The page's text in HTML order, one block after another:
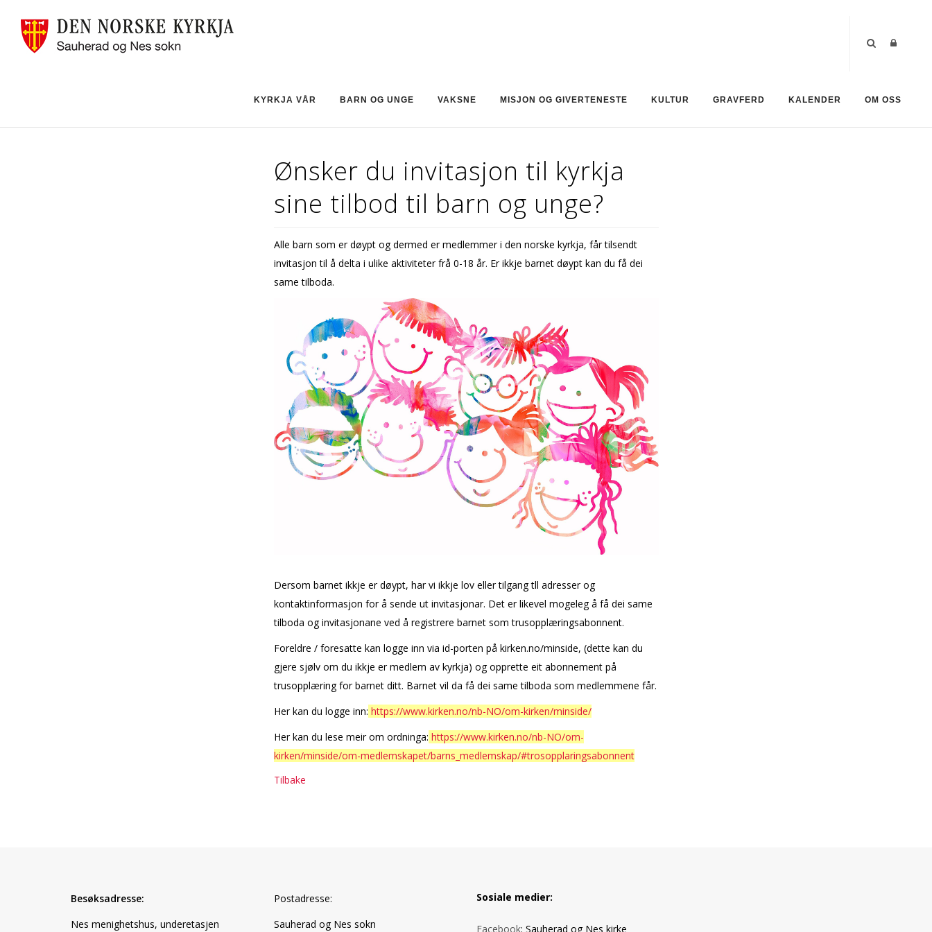
KYRKJA VÅR BARN OG UNGE VAKSNE MISJON OG GIVERTENESTE KULTUR GRAVFERD KALENDER OM OSS
Ønsker du invitasjon til kyrkja
sine tilbod til barn og unge?
Alle barn som er døypt og dermed er medlemmer i den norske kyrkja, får tilsendt
invitasjon til å delta i ulike aktiviteter frå 0-18 år. Er ikkje barnet døypt kan du få dei
same tilboda.
Dersom barnet ikkje er døypt, har vi ikkje lov eller tilgang tll adresser og
kontaktinformasjon for å sende ut invitasjonar. Det er likevel mogeleg å få dei same
tilboda og invitasjonane ved å registrere barnet som trusopplæringsabonnent.
Foreldre / foresatte kan logge inn via id-porten på kirken.no/minside, (dette kan du
gjere sjølv om du ikkje er medlem av kyrkja) og opprette eit abonnement på
trusopplæring for barnet ditt. Barnet vil da få dei same tilboda som medlemmene får.
Her kan du logge inn: https://www.kirken.no/nb-NO/om-kirken/minside/
Her kan du lese meir om ordninga: https://www.kirken.no/nb-NO/om-
kirken/minside/om-medlemskapet/barns_medlemskap/#trosopplaringsabonnent
Tilbake
Besøksadresse:
Nes menighetshus, underetasjen
Postadresse:
Sauherad og Nes sokn
Sosiale medier:
Facebook: Sauherad og Nes kirke